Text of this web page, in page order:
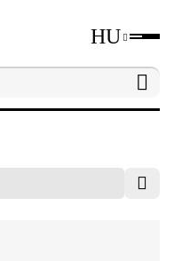
HU
Roncsolásmentes tesztelő